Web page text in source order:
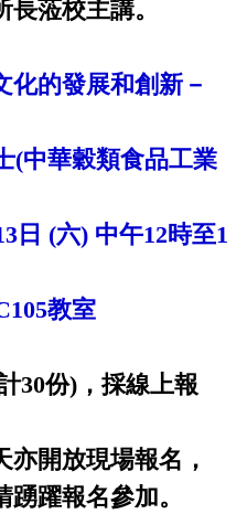
蒞校主講。
化的發展和創新－
(中華穀類食品工業
(六) 中午12時至1
教室
30份)，採線上報
開放現場報名，
躍報名參加。